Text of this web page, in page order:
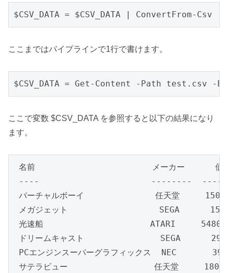
$CSV_DATA = $CSV_DATA | ConvertFrom-Csv
ここまではパイプラインで1行で書けます。
$CSV_DATA = Get-Content -Path test.csv -
ここで変数 $CSV_DATA を参照すると以下の結果になり
ます。
名前                       メーカー      価
----                      --------
バーチャルボーイ              任天堂
メガジェット                  SEGA
光速船                     ATARI     54800
ドリームキャスト               SEGA
PCエンジンスーパーグラフィックス  NEC
サテラビュー                 任天堂